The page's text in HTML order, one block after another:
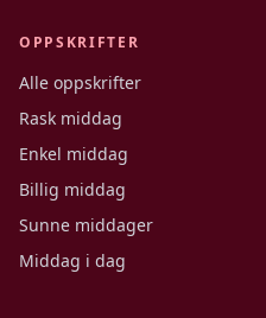
OPPSKRIFTER
Alle oppskrifter
Rask middag
Enkel middag
Billig middag
Sunne middager
Middag i dag